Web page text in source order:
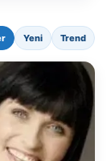
Yeni Trend